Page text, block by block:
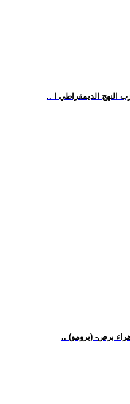
النهج الديمقراطي ا
برص